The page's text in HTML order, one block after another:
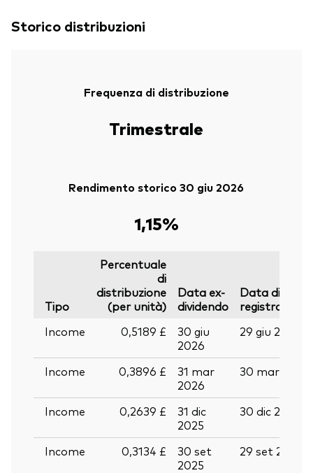
Storico distribuzioni
Frequenza di distribuzione
Trimestrale
Rendimento storico 30 giu 2026
1,15%
Tipo
Percentuale
di
distribuzione
(per unità)
Data ex-
dividendo
Data di
registrazione
Income
0,5189 £
30 giu
2026
29 giu 2026
Income 0,3896 £
31 mar
2026
30 mar 2026
Income 0,2639 £
31 dic
2025
30 dic 2025
Income 0,3134 £
30 set
2025
29 set 2025